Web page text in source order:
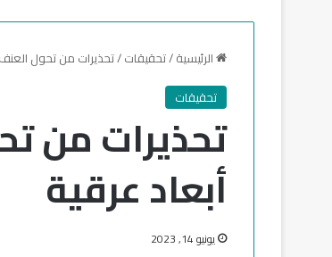
الرئيسية/تحقيقات/تحذيرات من تحول
تحقيقات
تحذيرات من
أبعاد عرقية
يونيو 14, 2023